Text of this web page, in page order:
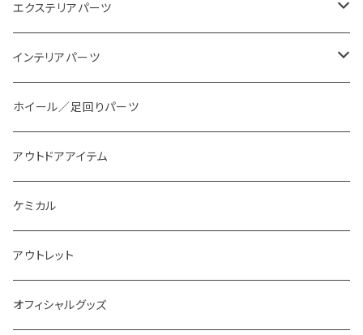
エクステリアパーツ
スタイリングパーツ
外装系LED
インテリアパーツ
装飾アイテム
インテリア系LED
ホイール／足回りパーツ
アウトドアアイテム
ケミカル
アウトレット
オフィシャルグッズ